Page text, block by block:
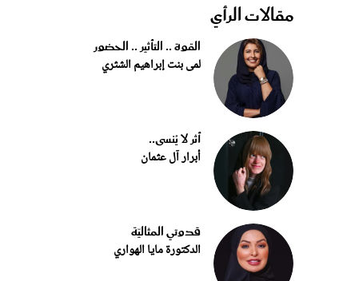
مقالات الرأي
القوة .. التأثير .. الحضور
لمى بنت إبراهيم الشثري
أثر لا يُنسى..
أبرار آل عثمان
قدوتي المثاليّة
الدكتورة مايا الهواري